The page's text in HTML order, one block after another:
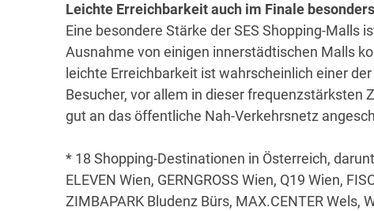
Leichte Erreichbarkeit auch im Finale
Eine besondere Stärke der SES Shopping-Malls
Ausnahme von einigen innerstädtischen Malls
leichte Erreichbarkeit ist wahrscheinlich einer
Besucher, vor allem in dieser frequenzstärksten
gut an das öffentliche Nah-Verkehrsnetz
* 18 Shopping-Destinationen in Österreich,
ELEVEN Wien, GERNGROSS Wien, Q19 Wien,
ZIMBAPARK Bludenz Bürs, MAX.CENTER Wels,